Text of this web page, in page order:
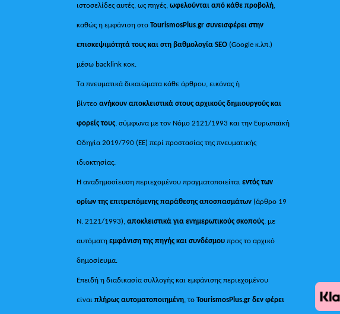
ιστοσελίδες αυτές, ως πηγές,ωφελούνται από κάθε προβολή,
καθώς η εμφάνιση στοTourismosPlus.gr συνεισφέρει στην
επισκεψιμότητά τους και στη βαθμολογία SEO (Google κ.λπ.)
μέσω backlink κοκ.
Τα πνευματικά δικαιώματα κάθε άρθρου, εικόνας ή
βίντεοανήκουν αποκλειστικά στους αρχικούς δημιουργούς και
φορείς τους, σύμφωνα με τον Νόμο 2121/1993 και την Ευρωπαϊκή
Οδηγία 2019/790 (ΕΕ) περί προστασίας της πνευματικής
ιδιοκτησίας.
Η αναδημοσίευση περιεχομένου πραγματοποιείταιεντός των
ορίων της επιτρεπόμενης παράθεσης αποσπασμάτων (άρθρο 19
Ν. 2121/1993), αποκλειστικά για ενημερωτικούς σκοπούς, με
αυτόματηεμφάνιση της πηγής και συνδέσμου προς το αρχικό
δημοσίευμα.
Επειδή η διαδικασία συλλογής και εμφάνισης περιεχομένου
είναιπλήρως αυτοματοποιημένη, τοTourismosPlus.gr δεν φέρει